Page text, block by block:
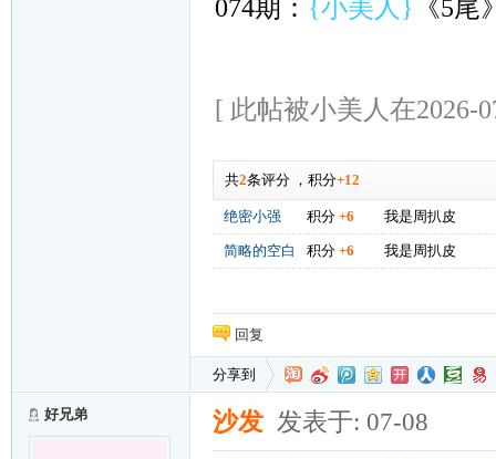
074期： {小美人} 《5
[ 此帖被小美人在2026-
共2条评分， 积分+12
绝密小强 积分 +6 我是周扒皮
简略的空白 积分 +6 我是周扒皮
回复
分享到
好兄弟 沙发 发表于: 07-08